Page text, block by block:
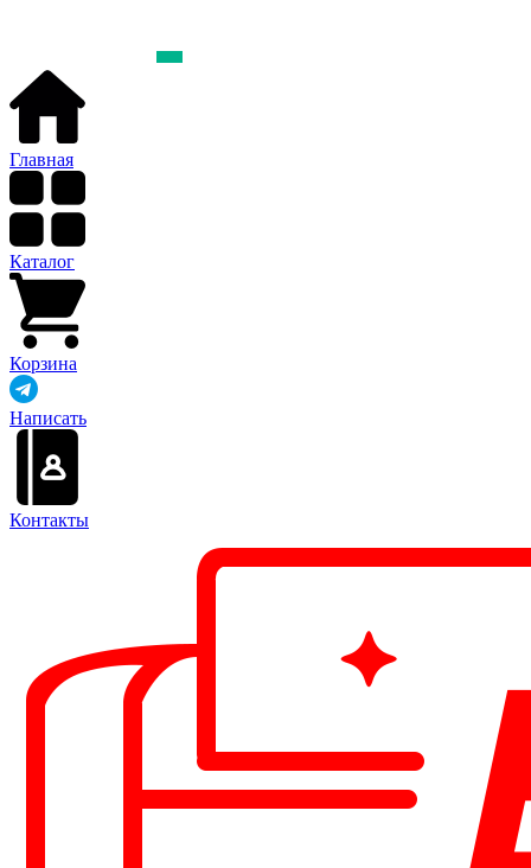
Главная
Каталог
Корзина
Написать
Контакты